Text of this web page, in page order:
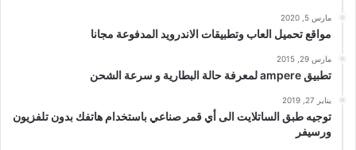
مارس 5, 2020
مواقع تحميل العاب وتطبيقات الاندرويد المدفوعة مجانا
مارس 29, 2015
تطبيق ampere لمعرفة حالة البطارية و سرعة الشحن
يناير 27, 2019
توجيه طبق الساتلايت الى أي قمر صناعي باستخدام هاتفك بدون تلفزيون
ورسيفر